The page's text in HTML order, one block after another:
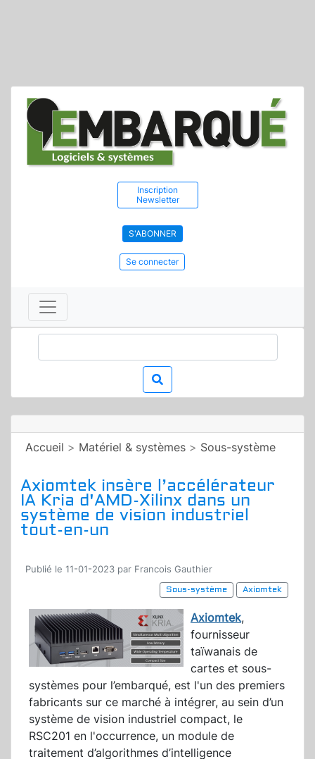
Inscription
Newsletter
S'ABONNER
Se connecter
Accueil > Matériel & systèmes > Sous-système
Axiomtek insère l’accélérateur
IA Kria d'AMD-Xilinx dans un
système de vision industriel
tout-en-un
Publié le 11-01-2023 par Francois Gauthier
Sous-système
Axiomtek
Axiomtek,
fournisseur
taïwanais de
cartes et sous-
systèmes pour l’embarqué, est l'un des premiers
fabricants sur ce marché à intégrer, au sein d’un
système de vision industriel compact, le
RSC201 en l'occurrence, un module de
traitement d’algorithmes d’intelligence